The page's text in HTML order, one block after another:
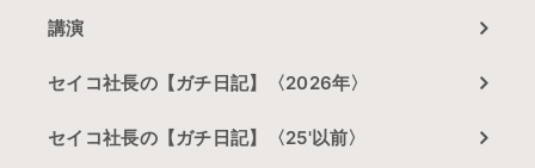
講演
セイコ社長の【ガチ日記】〈2026年〉
セイコ社長の【ガチ日記】〈25'以前〉